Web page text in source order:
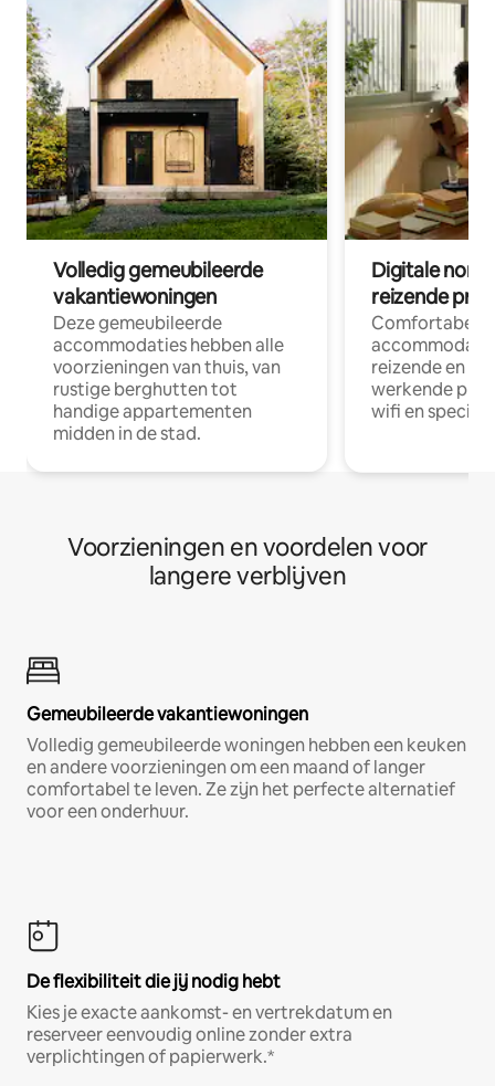
Volledig gemeubileerde
vakantiewoningen
Deze gemeubileerde
accommodaties hebben alle
voorzieningen van thuis, van
rustige berghutten tot
handige appartementen
midden in de stad.
Digitale
reizende
Comfortabele
reizende en
werkende
wifi en
Voorzieningen en voordelen voor
langere verblijven
Gemeubileerde vakantiewoningen
Volledig gemeubileerde woningen hebben een keuken
en andere voorzieningen om een maand of langer
comfortabel te leven. Ze zijn het perfecte alternatief
voor een onderhuur.
De flexibiliteit die jij nodig hebt
Kies je exacte aankomst- en vertrekdatum en
reserveer eenvoudig online zonder extra
verplichtingen of papierwerk.*